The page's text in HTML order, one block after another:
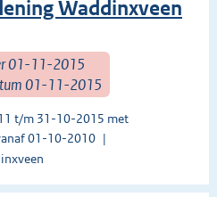
Waddinxveen
01-11-2015
01-11-2015
t/m 31-10-2015 met
01-10-2010